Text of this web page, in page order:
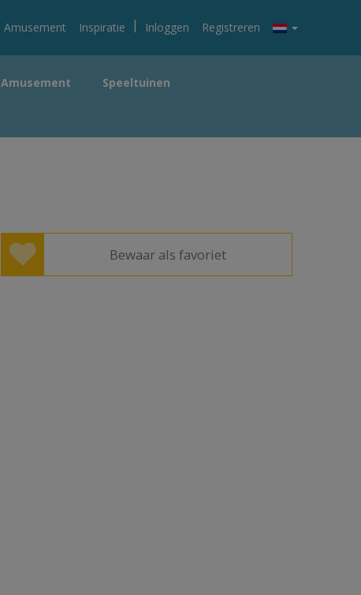
Amusement Inspiratie | Inloggen Registreren
Amusement
Speeltuinen
Bewaar als favoriet